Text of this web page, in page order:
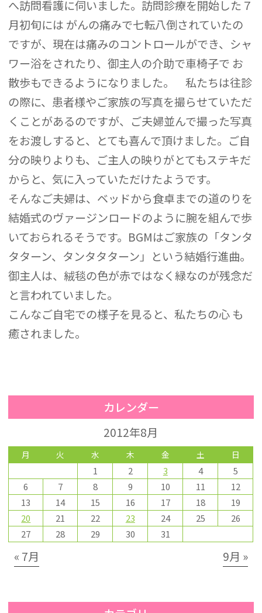
へ訪問看護に伺いました。訪問診療を開始した７
月初旬には がんの痛みで七転八倒されていたの
ですが、現在は痛みのコントロールができ、シャ
ワー浴をされたり、御主人の介助で車椅子で お
散歩もできるようになりました。 私たちは往診
の際に、患者様やご家族の写真を撮らせていただ
くことがあるのですが、ご夫婦並んで撮った写真
をお渡しすると、とても喜んで頂けました。ご自
分の映りよりも、ご主人の映りがとてもステキだ
からと、気に入っていただけたようです。
そんなご夫婦は、ベッドから食卓までの道のりを
結婚式のヴァージンロードのように腕を組んで歩
いておられるそうです。BGMはご家族の「タンタ
タターン、タンタタターン」という結婚行進曲。
御主人は、絨毯の色が赤ではなく緑なのが残念だ
と言われていました。
こんなご自宅での様子を見ると、私たちの心 も
癒されました。
カレンダー
2012年8月
月 火 水 木 金 土 日
1 2 3 4
5
6
7 8 9 10 11
12
13
14 15 16 17 18
19
20
21 22 23 24 25
26
27
28 29 30 31
« 7月 9月 »